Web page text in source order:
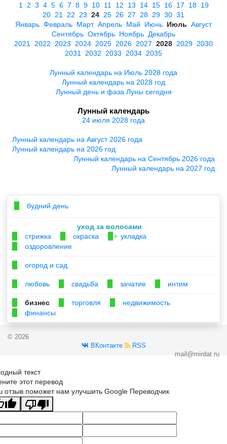
1
2 3 4 5 6 7 8 9 10 11 12 13 14 15 16 17 18 19
20 21 22 23 24 25 26 27 28 29 30 31
Январь Февраль Март Апрель Май Июнь Июль Август
Сентябрь Октябрь Ноябрь Декабрь
2021
2022 2023 2024 2025 2026 2027 2028 2029 2030
2031
2032 2033 2034 2035
Лунный календарь на Июль 2028 года
Лунный календарь на 2028 год
Лунный день и фаза Луны сегодня
Лунный календарь
24 июля 2028 года
Лунный календарь на Август 2026 года
Лунный календарь на 2026 год
Лунный календарь на Сентябрь 2026 года
Лунный календарь на 2027 год
будний день
уход за волосами
стрижка окраска ▉+ укладка
оздоровление
огород и сад
любовь свадьба зачатие интим
бизнес торговля недвижимость
финансы
© 2026
ВКонтакте
RSS
mail@mirdat.ru
текст
этот перевод
отзыв поможет нам улучшить Google Переводчик